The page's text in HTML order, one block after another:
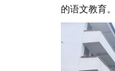
的语文教育。